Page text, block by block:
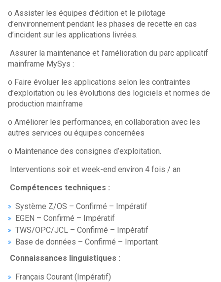
o Assister les équipes d’édition et le pilotage
d’environnement pendant les phases de recette en cas
d’incident sur les applications livrées.
Assurer la maintenance et l’amélioration du parc applicatif
mainframe MySys :
o Faire évoluer les applications selon les contraintes
d’exploitation ou les évolutions des logiciels et normes de
production mainframe
o Améliorer les performances, en collaboration avec les
autres services ou équipes concernées
o Maintenance des consignes d’exploitation.
Interventions soir et week-end environ 4 fois / an
Compétences techniques :
Système Z/OS – Confirmé – Impératif
EGEN – Confirmé – Impératif
TWS/OPC/JCL – Confirmé – Impératif
Base de données – Confirmé – Important
Connaissances linguistiques :
Français Courant (Impératif)